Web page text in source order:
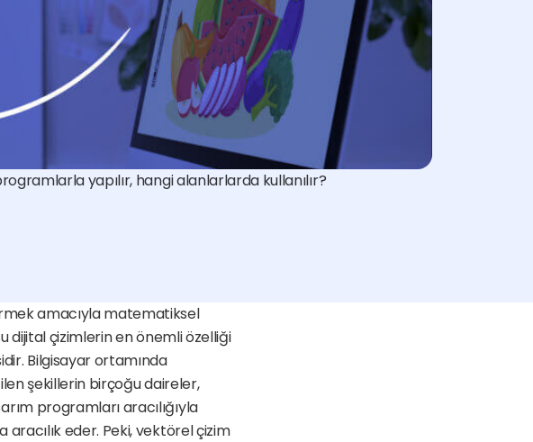
yapılır, hangi alanlarlarda kullanılır?
amacıyla matematiksel
dijital çizimlerin en önemli özelliği
Bilgisayar ortamında
şekillerin birçoğu daireler,
programları aracılığıyla
eder. Peki, vektörel çizim